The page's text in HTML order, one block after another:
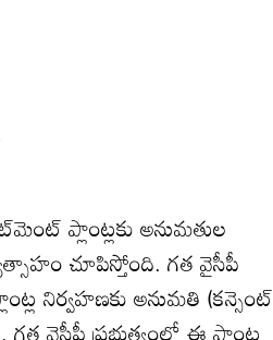
ప్లాంట్లకు అనుమతుల
చూపిస్తోంది. గత వైసీపీ
నిర్వహణకు అనుమతి (కన్సెంట్‌